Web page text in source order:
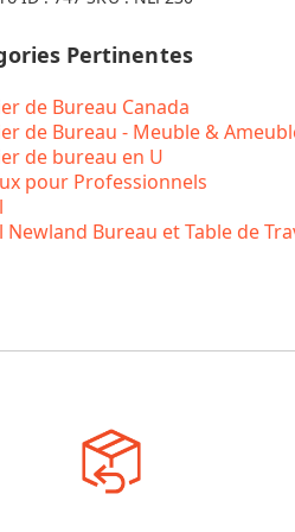
Pertinentes
de Bureau Canada
de Bureau - Meuble &
de bureau en U
pour Professionnels
Newland Bureau et Table de